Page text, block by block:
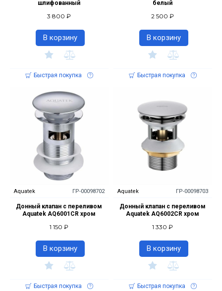
шлифованный
3 800 ₽
В корзину
Быстрая покупка
белый
2 500 ₽
В корзину
Быстрая покупка
Aquatek ГР-00098702
Донный клапан с переливом
Aquatek AQ6001CR хром
1 150 ₽
В корзину
Быстрая покупка
Aquatek ГР-00098703
Донный клапан с переливом
Aquatek AQ6002CR хром
1 330 ₽
В корзину
Быстрая покупка